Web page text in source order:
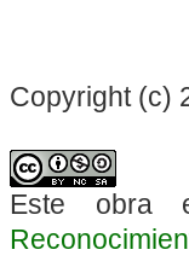
Copyright (c)
Este obra